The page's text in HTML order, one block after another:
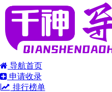
导航首页
申请收录
排行榜单